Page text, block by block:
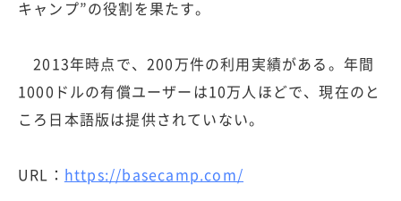
キャンプ”の役割を果たす。
2013年時点で、200万件の利用実績がある。年間
1000ドルの有償ユーザーは10万人ほどで、現在のと
ころ日本語版は提供されていない。
URL： https://basecamp.com/